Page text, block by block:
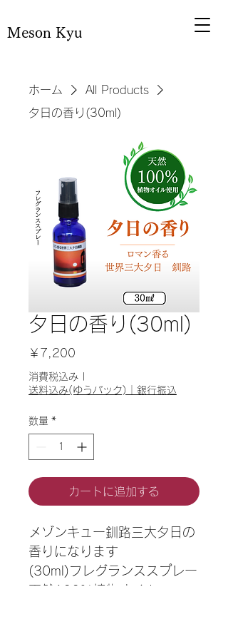
Meson Kyu
ホーム
All Products
夕日の香り(30ml)
夕日の香り(30ml)
￥7,200
格
消費税込み
送料込み(ゆうパック)｜銀行振込
数量 *
カートに追加する
メゾンキュー釧路三大夕日の
香りになります
(30ml)フレグランススプレー
天然100%植物オイル